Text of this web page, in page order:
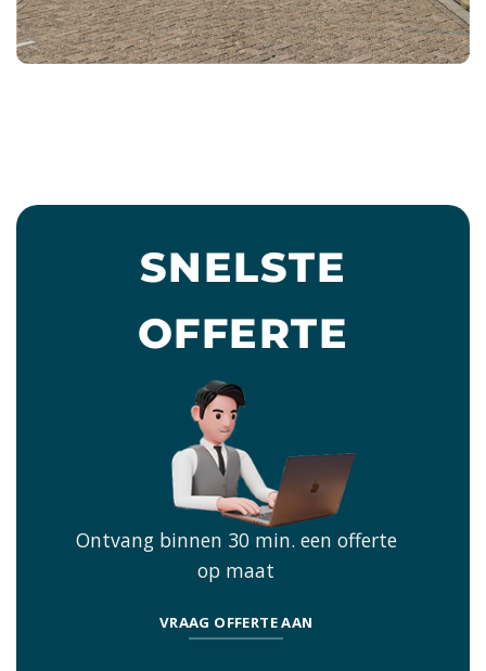
SNELSTE
OFFERTE
Ontvang binnen 30 min. een offerte
op maat
VRAAG OFFERTE AAN